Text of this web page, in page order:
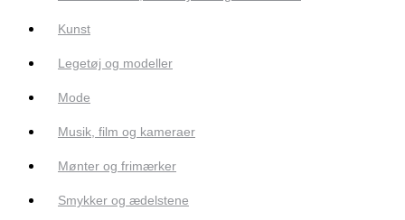
Kunst
Legetøj og modeller
Mode
Musik, film og kameraer
Mønter og frimærker
Smykker og ædelstene